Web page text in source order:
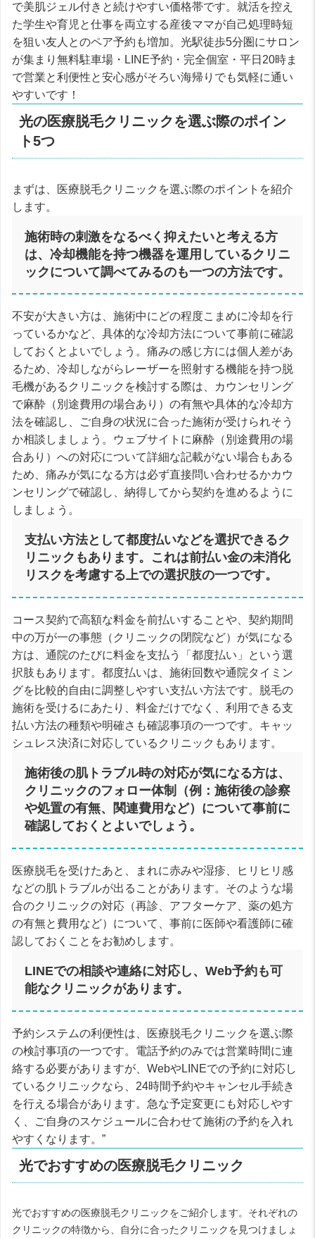
で美肌ジェル付きと続けやすい価格帯です。就活を控え
た学生や育児と仕事を両立する産後ママが自己処理時短
を狙い友人とのペア予約も増加。光駅徒歩5分圏にサロン
が集まり無料駐車場・LINE予約・完全個室・平日20時ま
で営業と利便性と安心感がそろい海帰りでも気軽に通い
やすいです！
光の医療脱毛クリニックを選ぶ際のポイン
ト5つ
まずは、医療脱毛クリニックを選ぶ際のポイントを紹介
します。
施術時の刺激をなるべく抑えたいと考える方
は、冷却機能を持つ機器を運用しているクリニ
ックについて調べてみるのも一つの方法です。
不安が大きい方は、施術中にどの程度こまめに冷却を行
っているかなど、具体的な冷却方法について事前に確認
しておくとよいでしょう。痛みの感じ方には個人差があ
るため、冷却しながらレーザーを照射する機能を持つ脱
毛機があるクリニックを検討する際は、カウンセリング
で麻酔（別途費用の場合あり）の有無や具体的な冷却方
法を確認し、ご自身の状況に合った施術が受けられそう
か相談しましょう。ウェブサイトに麻酔（別途費用の場
合あり）への対応について詳細な記載がない場合もある
ため、痛みが気になる方は必ず直接問い合わせるかカウ
ンセリングで確認し、納得してから契約を進めるように
しましょう。
支払い方法として都度払いなどを選択できるク
リニックもあります。これは前払い金の未消化
リスクを考慮する上での選択肢の一つです。
コース契約で高額な料金を前払いすることや、契約期間
中の万が一の事態（クリニックの閉院など）が気になる
方は、通院のたびに料金を支払う「都度払い」という選
択肢もあります。都度払いは、施術回数や通院タイミン
グを比較的自由に調整しやすい支払い方法です。脱毛の
施術を受けるにあたり、料金だけでなく、利用できる支
払い方法の種類や明確さも確認事項の一つです。キャッ
シュレス決済に対応しているクリニックもあります。
施術後の肌トラブル時の対応が気になる方は、
クリニックのフォロー体制（例：施術後の診察
や処置の有無、関連費用など）について事前に
確認しておくとよいでしょう。
医療脱毛を受けたあと、まれに赤みや湿疹、ヒリヒリ感
などの肌トラブルが出ることがあります。そのような場
合のクリニックの対応（再診、アフターケア、薬の処方
の有無と費用など）について、事前に医師や看護師に確
認しておくことをお勧めします。
LINEでの相談や連絡に対応し、Web予約も可
能なクリニックがあります。
予約システムの利便性は、医療脱毛クリニックを選ぶ際
の検討事項の一つです。電話予約のみでは営業時間に連
絡する必要がありますが、WebやLINEでの予約に対応し
ているクリニックなら、24時間予約やキャンセル手続き
を行える場合があります。急な予定変更にも対応しやす
く、ご自身のスケジュールに合わせて施術の予約を入れ
やすくなります。”
光でおすすめの医療脱毛クリニック
光でおすすめの医療脱毛クリニックをご紹介します。それぞれの
クリニックの特徴から、自分に合ったクリニックを見つけましょ